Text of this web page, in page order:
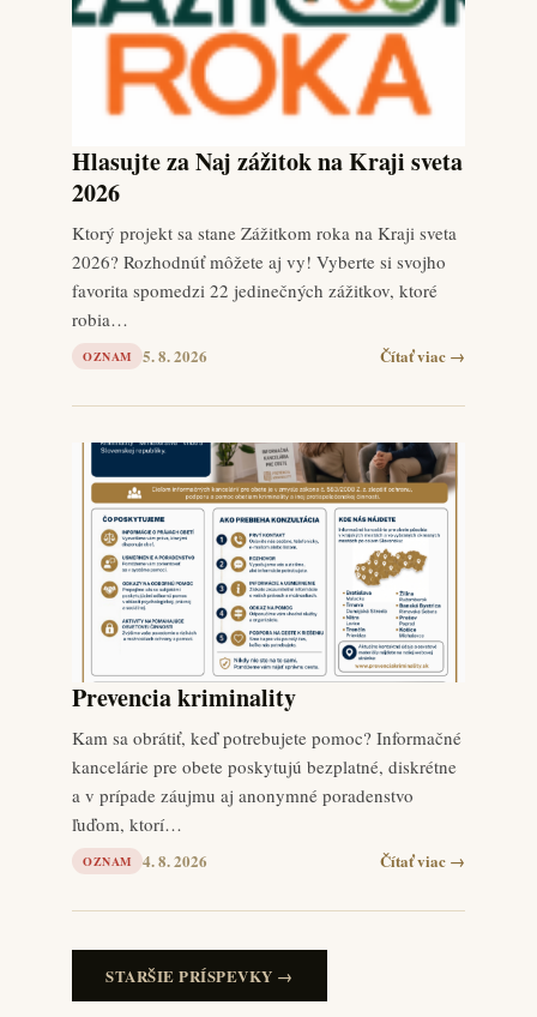
Hlasujte za Naj zážitok na Kraji sveta
2026
Ktorý projekt sa stane Zážitkom roka na Kraji sveta
2026? Rozhodnúť môžete aj vy! Vyberte si svojho
favorita spomedzi 22 jedinečných zážitkov, ktoré
robia…
OZNAM 5. 8. 2026 Čítať viac →
Prevencia kriminality
Kam sa obrátiť, keď potrebujete pomoc? Informačné
kancelárie pre obete poskytujú bezplatné, diskrétne
a v prípade záujmu aj anonymné poradenstvo
ľuďom, ktorí…
OZNAM 4. 8. 2026 Čítať viac →
STARŠIE PRÍSPEVKY →